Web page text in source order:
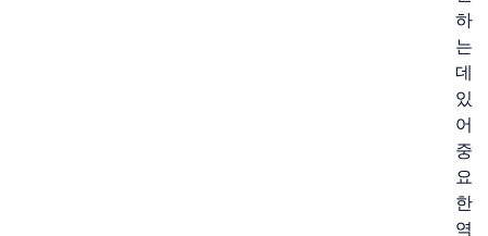
하
는
데
있
어
중
요
한
역